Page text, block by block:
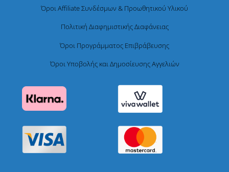
Όροι Affiliate Συνδέσμων & Προωθητικού Υλικού
Πολιτική Διαφημιστικής Διαφάνειας
Όροι Προγράμματος Επιβράβευσης
Όροι Υποβολής και Δημοσίευσης Αγγελιών